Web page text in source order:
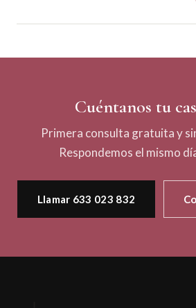
Cuéntanos tu
Primera consulta gratuita y
Respondemos el mismo
Llamar 633 023 832